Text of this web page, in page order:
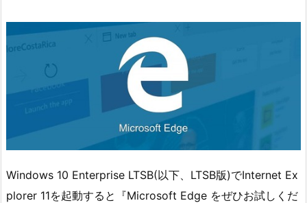
Windows 10 Enterprise LTSB(以下、LTSB版)でInternet Ex
plorer 11を起動すると『Microsoft Edge をぜひお試しくだ